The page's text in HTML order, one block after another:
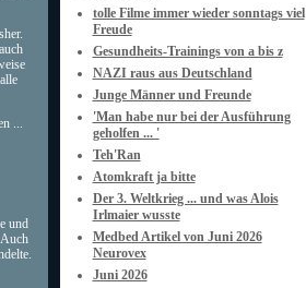
...
und
tolle Filme immer wieder sonntags viel
Freude
Gesundheits-Trainings von a bis z
NAZI raus aus Deutschland
Junge Männer und Freunde
'Man habe nur bei der Ausführung
geholfen ... '
Teh'Ran
Atomkraft ja bitte
Der 3. Weltkrieg ... und was Alois
Irlmaier wusste
Medbed Artikel von Juni 2026
Neurovex
Juni 2026